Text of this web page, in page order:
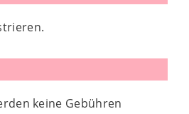
keine Gebühren